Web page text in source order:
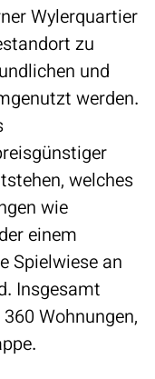
Wylerquartier
zu
und
werden.
welches
wie
einem
Spielwiese an
Insgesamt
Wohnungen,